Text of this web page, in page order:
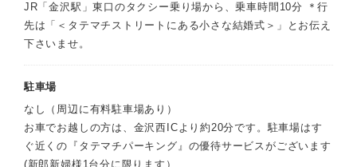
JR「金沢駅」東口のタクシー乗り場から、乗車時間10分 ＊行
先は「＜タテマチストリートにある小さな結婚式＞」とお伝え
下さいませ。
駐車場
なし（周辺に有料駐車場あり）
お車でお越しの方は、金沢西ICより約20分です。駐車場はす
ぐ近くの『タテマチパーキング』の優待サービスがございます
(新郎新婦様1台分に限ります）